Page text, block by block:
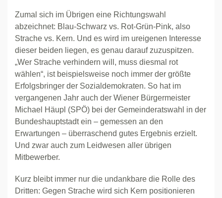
Zumal sich im Übrigen eine Richtungswahl
abzeichnet: Blau-Schwarz vs. Rot-Grün-Pink, also
Strache vs. Kern. Und es wird im ureigenen Interesse
dieser beiden liegen, es genau darauf zuzuspitzen.
„Wer Strache verhindern will, muss diesmal rot
wählen“, ist beispielsweise noch immer der größte
Erfolgsbringer der Sozialdemokraten. So hat im
vergangenen Jahr auch der Wiener Bürgermeister
Michael Häupl (SPÖ) bei der Gemeinderatswahl in der
Bundeshauptstadt ein – gemessen an den
Erwartungen – überraschend gutes Ergebnis erzielt.
Und zwar auch zum Leidwesen aller übrigen
Mitbewerber.
Kurz bleibt immer nur die undankbare die Rolle des
Dritten: Gegen Strache wird sich Kern positionieren